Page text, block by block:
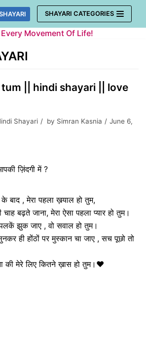
SHAYARI CATEGORIES
Movement Of Life!
|| hindi shayari || love
Shayari by Simran Kasnia
June 6,
ज़िंदगी में ?
बाद , मेरा पहला ख़याल हो तुम,
बढ़ते जाना, मेरा ऐसा पहला प्यार हो तुम।
झुक जाए , वो सवाल हो तुम।
ही होंठों पर मुस्कान चा जाए , सच पूछो तो
की मेरे लिए कितने ख़ास हो तुम।❤️